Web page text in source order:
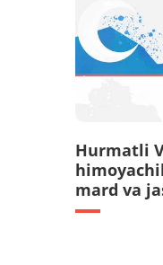
Hurmatli
mard va